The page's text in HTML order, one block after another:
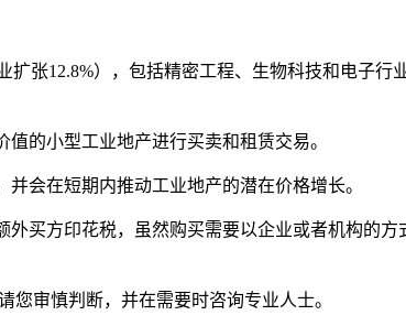
张12.8%），包括精密工程、生物科技和电子
的小型工业地产进行买卖和租赁交易。
会在短期内推动工业地产的潜在价格增长。
买方印花税，虽然购买需要以企业或者机构的
审慎判断，并在需要时咨询专业人士。